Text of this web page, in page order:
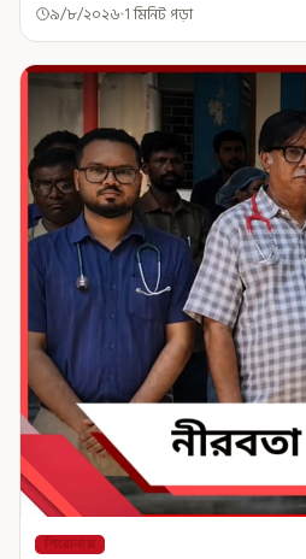
৯/৮/২০২৬ 1 মিনিট পড়া
শিরোনাম